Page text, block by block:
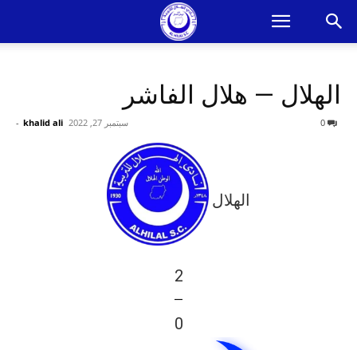
الهلال — هلال الفاشر
khalid ali
- سبتمبر 27, 2022
الهلال
2
—
0